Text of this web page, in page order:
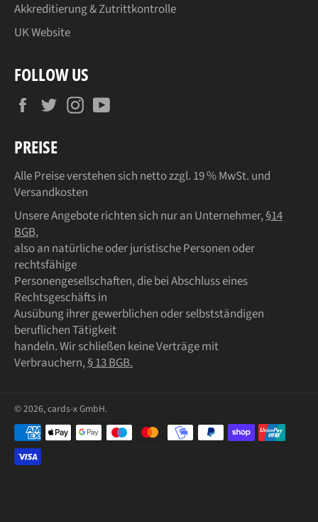
Akkreditierung & Zutrittkontrolle
UK Website
FOLLOW US
FacebookTwitterInstagram
PREISE
Alle Preise verstehen sich netto zzgl. 19 % MwSt. und
Versandkosten
Unsere Angebote richten sich nur an Unternehmer,§14
BGB,
also an natürliche oder juristische Personen oder
rechtsfähige
Personengesellschaften, die bei Abschluss eines
Rechtsgeschäfts in
Ausübung ihrer gewerblichen oder selbstständigen
beruflichen Tätigkeit
handeln. Wir schließen keine Verträge mit
Verbrauchern,§ 13 BGB.
© 2026,cards-x GmbH.
Zahlungsmethoden